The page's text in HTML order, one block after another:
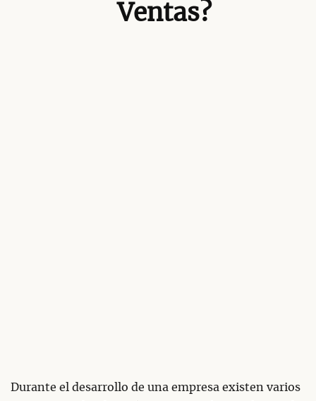
Ventas?
Durante el desarrollo de una empresa existen varios